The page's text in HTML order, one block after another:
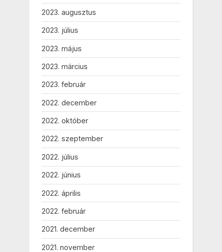
2023. augusztus
2023. július
2023. május
2023. március
2023. február
2022. december
2022. október
2022. szeptember
2022. július
2022. június
2022. április
2022. február
2021. december
2021. november